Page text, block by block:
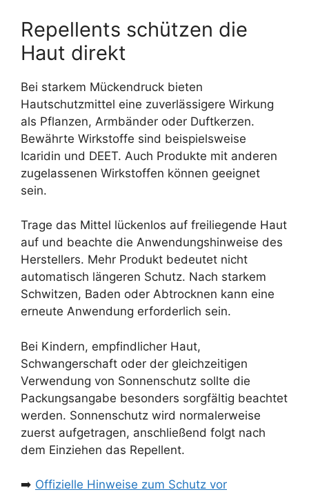
Repellents schützen die
Haut direkt
Bei starkem Mückendruck bieten
Hautschutzmittel eine zuverlässigere Wirkung
als Pflanzen, Armbänder oder Duftkerzen.
Bewährte Wirkstoffe sind beispielsweise
Icaridin und DEET. Auch Produkte mit anderen
zugelassenen Wirkstoffen können geeignet
sein.
Trage das Mittel lückenlos auf freiliegende Haut
auf und beachte die Anwendungshinweise des
Herstellers. Mehr Produkt bedeutet nicht
automatisch längeren Schutz. Nach starkem
Schwitzen, Baden oder Abtrocknen kann eine
erneute Anwendung erforderlich sein.
Bei Kindern, empfindlicher Haut,
Schwangerschaft oder der gleichzeitigen
Verwendung von Sonnenschutz sollte die
Packungsangabe besonders sorgfältig beachtet
werden. Sonnenschutz wird normalerweise
zuerst aufgetragen, anschließend folgt nach
dem Einziehen das Repellent.
➡️ Offizielle Hinweise zum Schutz vor